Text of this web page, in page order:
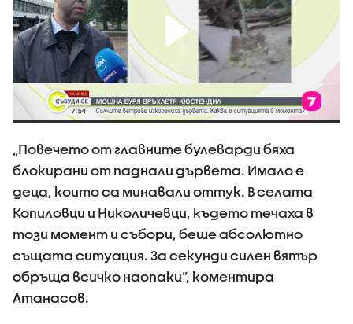
„Повечето от главните булеварди бяха
блокирани от паднали дървета. Имало е
деца, които са минавали оттук. В селата
Копиловци и Николичевци, където течаха в
този момент и събори, беше абсолютно
същата ситуация. За секунди силен вятър
обръща всичко наопаки”, коментира
Атанасов.